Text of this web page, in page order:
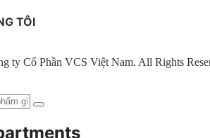
TÔI
ty Cổ Phần VCS Việt Nam. All Rights